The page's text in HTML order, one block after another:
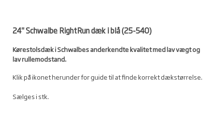
24" Schwalbe RightRun dæk i blå (25-540)
Kørestolsdæk i Schwalbes anderkendte kvalitet med lav vægt og
lav rullemodstand.
Klik på ikonet herunder for guide til at finde korrekt dækstørrelse.
Sælges i stk.